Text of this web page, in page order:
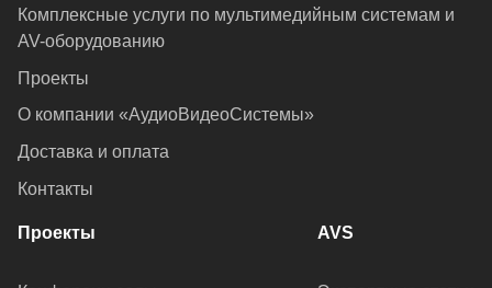
Комплексные услуги по мультимедийным системам и
AV-оборудованию
Проекты
О компании «АудиоВидеоСистемы»
Доставка и оплата
Контакты
Проекты AVS